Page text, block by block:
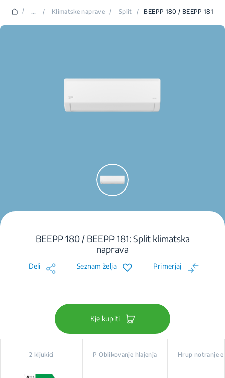
/ ... / Klimatske naprave / Split / BEEPP 180 / BEEPP 181
BEEPP 180 / BEEPP 181: Split klimatska
naprava
Deli Seznam želja Primerjaj
Kje kupiti
2 kljukici P Oblikovanje hlajenja Hrup notranje